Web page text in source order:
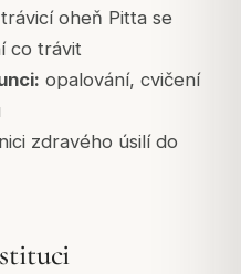
oheň Pitta se
co trávit
opalování, cvičení
zdravého úsilí do